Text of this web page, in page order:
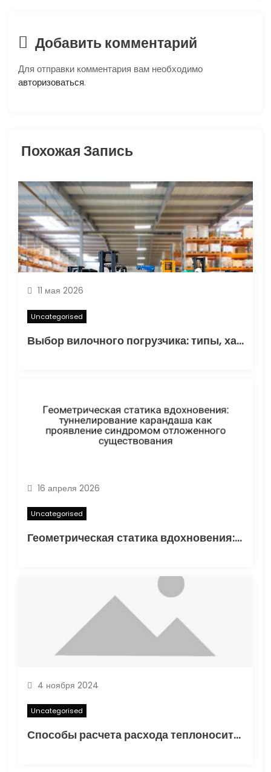
о
з
и
с
я
м
Добавить комментарий
Для отправки комментария вам необходимо
авторизоваться.
Похожая Запись
11 мая 2026
Uncategorised
Выбор вилочного погрузчика: типы, характеристики и области применения
16 апреля 2026
Uncategorised
Геометрическая статика вдохновения: туннелирование карандаша как проявление синдромом отложенного существования
4 ноября 2024
Uncategorised
Способы расчета расхода теплоносителя для системы отопления